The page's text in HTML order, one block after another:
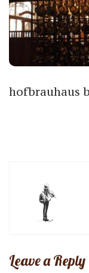
hofbrauhaus
Leave a Reply